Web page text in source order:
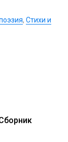
, Стихи и